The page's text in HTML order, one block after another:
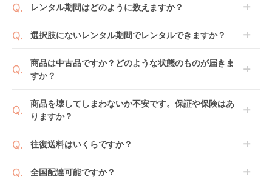
ャイルドシート
レンタル
3,652
チャイルドシート ア
レンタル
8,580
ジョイトリップ アド
ッグショック SC チャ
イルドシート コンビ
レンタル
ルドシート 西松屋
レンタル
レンタル期間はどのように数えますか？
開始日1日目となります。
日までに配送業者（佐川急便）に商品の引渡しとなり
ます。
選択肢にないレンタル期間でレンタルできますか？
間の利用が可能です。
例えば4ヶ月の場合、3ヶ月レンタル＋1ヶ月延長とし
の上で、早期にご返却ください。
商品は中古品ですか？どのような状態のものが届きま
すか？
のもございます。
新品商品はメーカーから仕入れた状態のものをお送り
走行テストを行う場合がございます。
となる場合がございます。その際、メーカーの都合に
商品を壊してしまわないか不安です。保証や保険はあ
りますか？
おります。
ョンをご購入ください。
往復送料はいくらですか？
全国配達可能ですか？